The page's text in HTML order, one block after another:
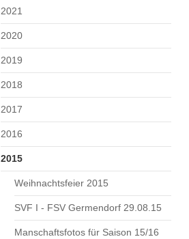
2021
2020
2019
2018
2017
2016
2015
Weihnachtsfeier 2015
SVF I - FSV Germendorf 29.08.15
Manschaftsfotos für Saison 15/16